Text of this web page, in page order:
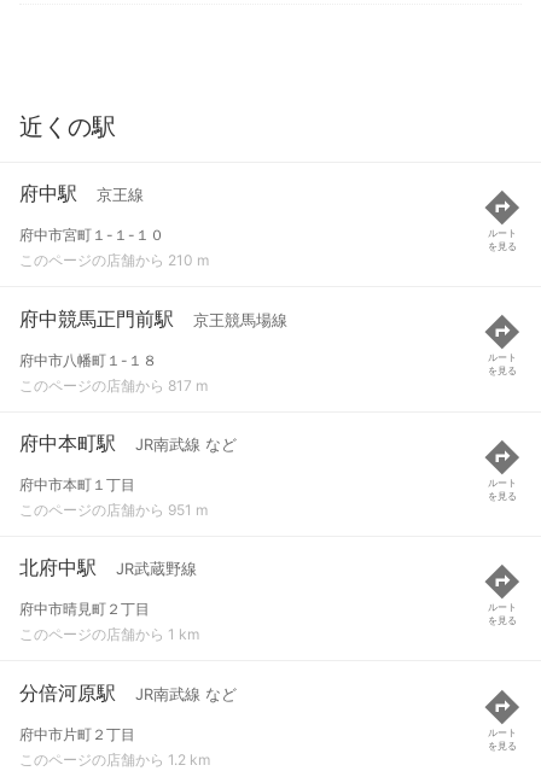
近くの駅
府中駅 京王線
府中市宮町１-１-１０
このページの店舗から 210 m
ルート
を見る
府中競馬正門前駅 京王競馬場線
府中市八幡町１-１８
このページの店舗から 817 m
ルート
を見る
府中本町駅 JR南武線 など
府中市本町１丁目
このページの店舗から 951 m
ルート
を見る
北府中駅 JR武蔵野線
府中市晴見町２丁目
このページの店舗から 1 km
ルート
を見る
分倍河原駅 JR南武線 など
府中市片町２丁目
このページの店舗から 1.2 km
ルート
を見る